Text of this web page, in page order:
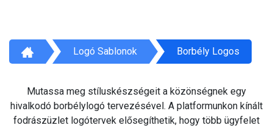
Logó Sablonok Borbély Logos
Mutassa meg stíluskészségeit a közönségnek egy
hivalkodó borbélylogó tervezésével. A platformunkon kínált
fodrászüzlet logótervek elősegíthetik, hogy több ügyfelet